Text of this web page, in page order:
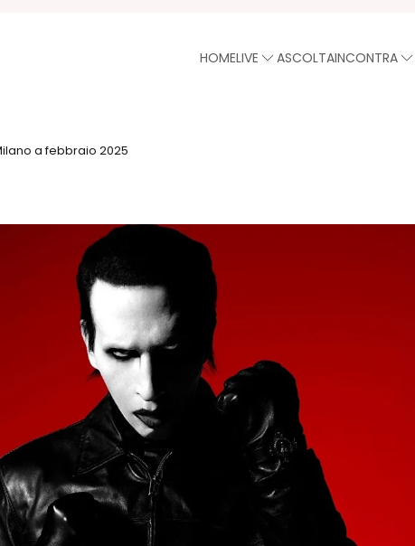
HOMELIVE ASCOLTAINCONTRA
a febbraio 2025